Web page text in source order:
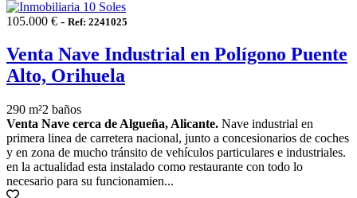
105.000 € - Ref: 2241025
Venta Nave Industrial en Polígono Puente
Alto, Orihuela
290 m²2 baños
Venta Nave cerca de Algueña, Alicante. Nave industrial en
primera linea de carretera nacional, junto a concesionarios de coches
y en zona de mucho tránsito de vehículos particulares e industriales.
en la actualidad esta instalado como restaurante con todo lo
necesario para su funcionamien...